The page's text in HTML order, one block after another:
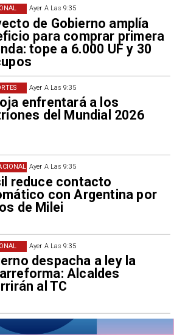
Ayer A Las 9:35
de Gobierno amplía
para comprar primera
tope a 6.000 UF y 30
Ayer A Las 9:35
enfrentará a los
del Mundial 2026
Ayer A Las 9:35
reduce contacto
con Argentina por
de Milei
Ayer A Las 9:35
despacha a ley la
Alcaldes
al TC